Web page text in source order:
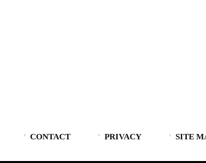
CONTACT PRIVACY SITE